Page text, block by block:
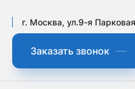
г. Москва, ул.9-я
Заказать звонок